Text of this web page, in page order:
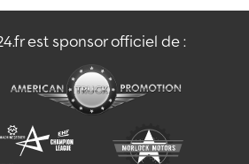
! Sous réserve d'erreurs et
est sponsor officiel de :